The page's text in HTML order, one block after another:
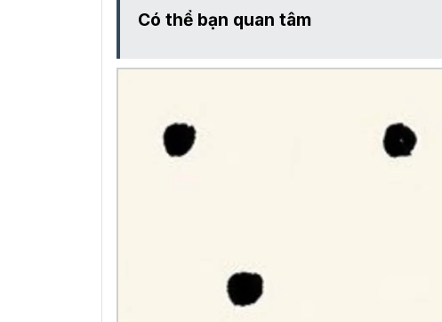
Có thể bạn quan tâm